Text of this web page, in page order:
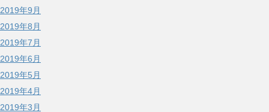
2019年9月
2019年8月
2019年7月
2019年6月
2019年5月
2019年4月
2019年3月